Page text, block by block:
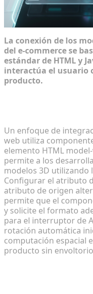
La conexión de los
del e-commerce se
estándar de HTML y
interactúa el usuario
producto.
Un enfoque de
web utiliza
elemento HTML
permite a los
modelos 3D utilizando
Configurar el atributo
atributo de origen
permite que el
y solicite el formato
para el interruptor de
rotación automática
computación espacial
producto sin